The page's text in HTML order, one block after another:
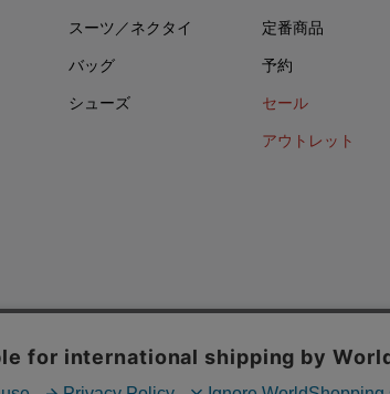
スーツ／ネクタイ
バッグ
シューズ
定番商品
予約
セール
アウトレット